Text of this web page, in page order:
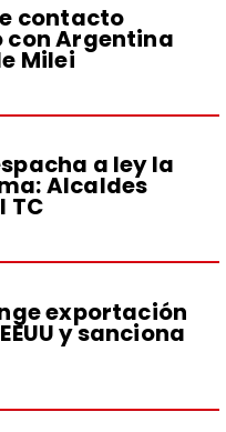
contacto
Argentina
Milei
a ley la
Alcaldes
TC
exportación
y sanciona